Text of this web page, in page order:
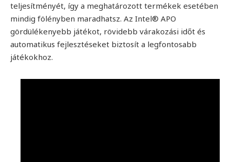
teljesítményét, így a meghatározott termékek esetében
mindig fölényben maradhatsz. Az Intel® APO
gördülékenyebb játékot, rövidebb várakozási időt és
automatikus fejlesztéseket biztosít a legfontosabb
játékokhoz.